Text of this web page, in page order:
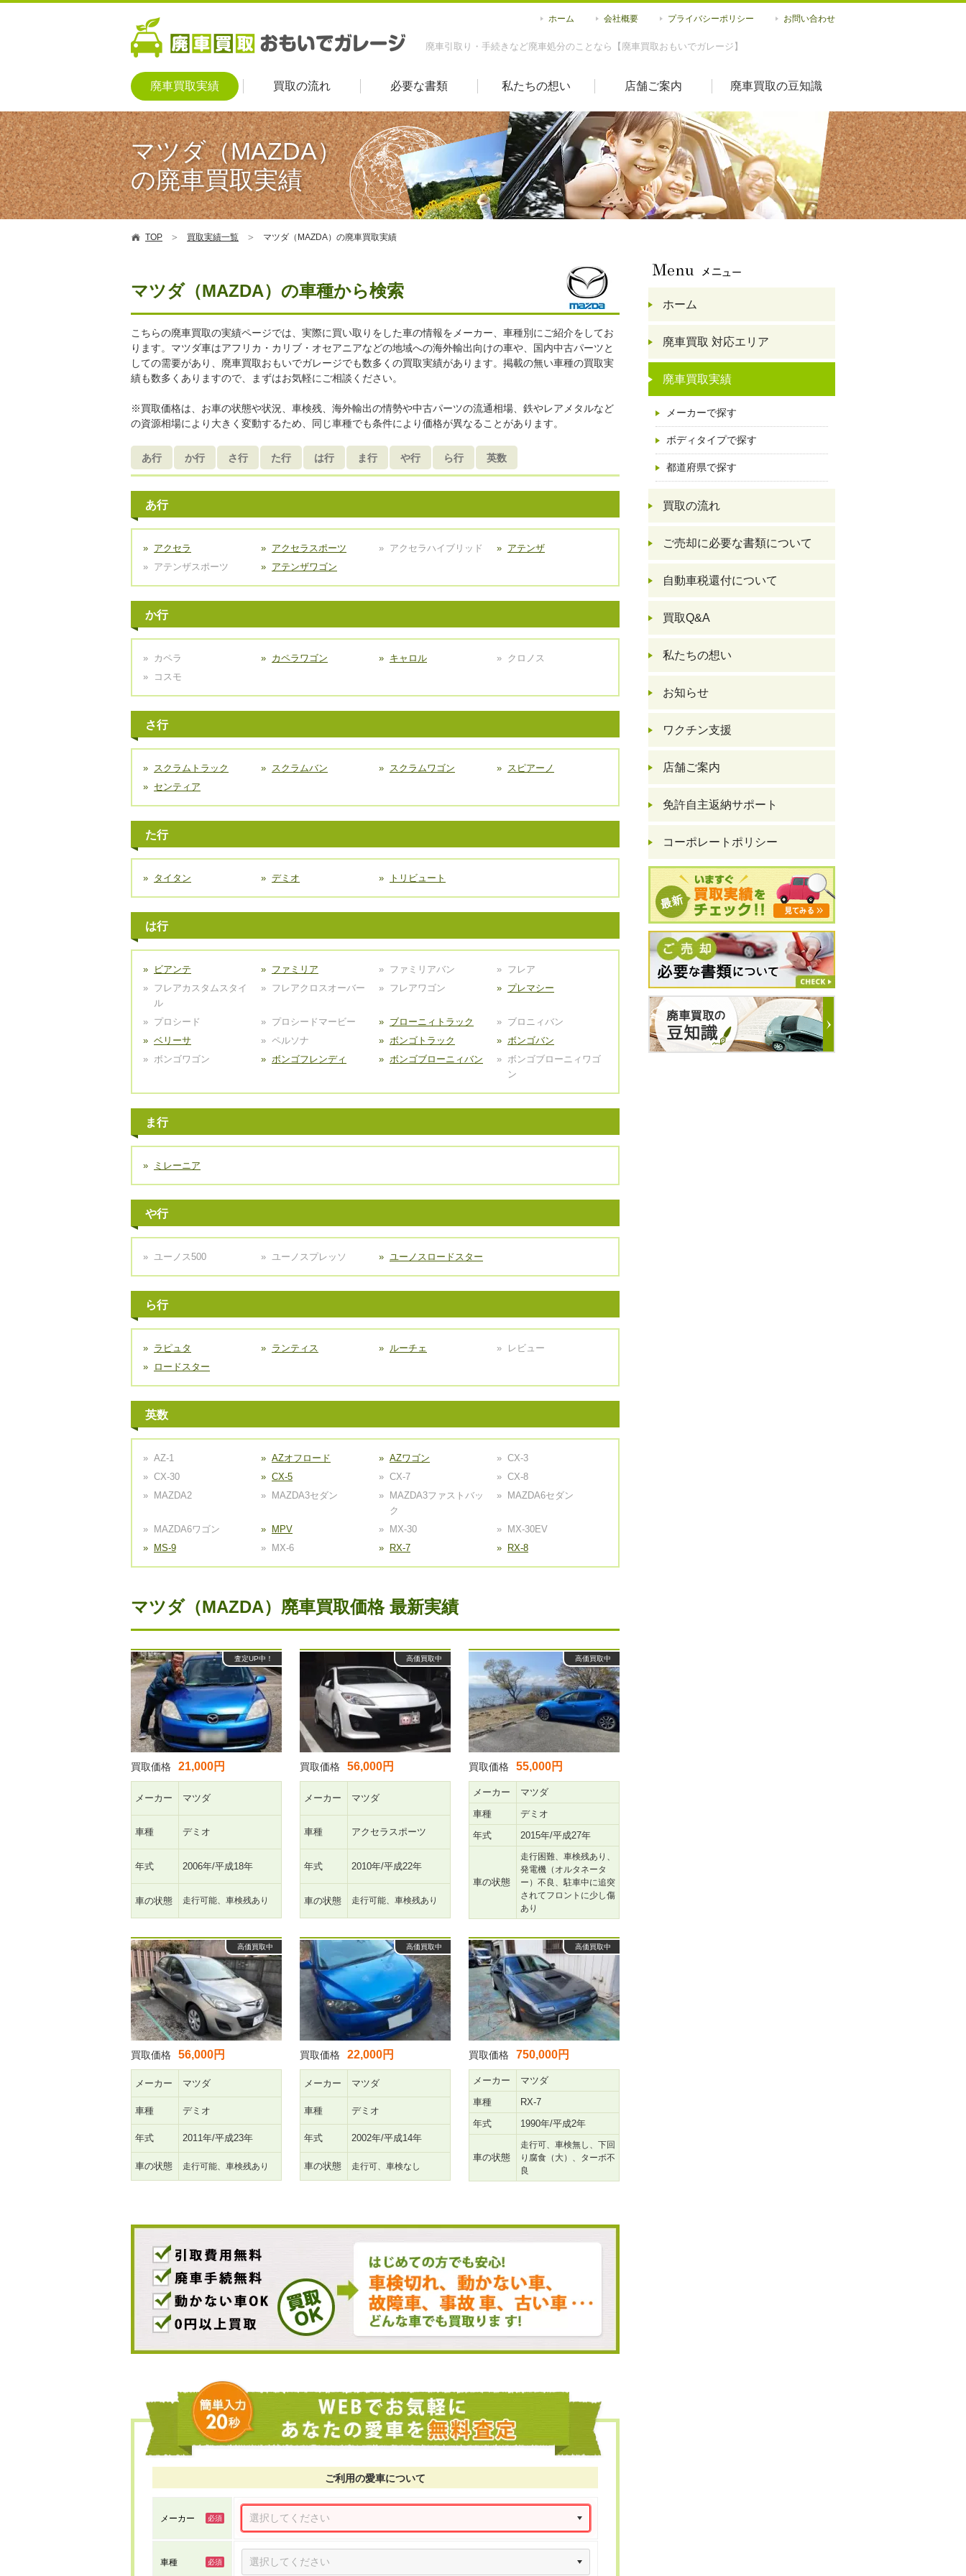
廃車引取り・手続きなど廃車処分のことなら【廃車買取おもいでガレージ】
ホーム 会社概要 プライバシーポリシー お問い合わせ
廃車買取実績 買取の流れ 必要な書類 私たちの想い 店舗ご案内 廃車買取の豆知識
マツダ（MAZDA）
の廃車買取実績
TOP 買取実績一覧 マツダ（MAZDA）の廃車買取実績
マツダ（MAZDA）の車種から検索
こちらの廃車買取の実績ページでは、実際に買い取りをした車の情報をメーカー、車種別にご紹介をしてお
ります。マツダ車はアフリカ・カリブ・オセアニアなどの地域への海外輸出向けの車や、国内中古パーツと
しての需要があり、廃車買取おもいでガレージでも数多くの買取実績があります。掲載の無い車種の買取実
績も数多くありますので、まずはお気軽にご相談ください。
※買取価格は、お車の状態や状況、車検残、海外輸出の情勢や中古パーツの流通相場、鉄やレアメタルなど
の資源相場により大きく変動するため、同じ車種でも条件により価格が異なることがあります。
あ行 か行 さ行 た行 は行 ま行 や行 ら行 英数
あ行
アクセラ アクセラスポーツ アクセラハイブリッド
アテンザ
アテンザスポーツ
アテンザワゴン
か行
カペラ カペラワゴン キャロル
クロノス
コスモ
さ行
スクラムトラック スクラムバン スクラムワゴン
スピアーノ
センティア
た行
タイタン デミオ トリビュート
は行
ビアンテ ファミリア ファミリアバン
フレア
フレアカスタムスタイ
ル
フレアクロスオーバー フレアワゴン プレマシー
プロシード プロシードマービー ブローニィトラック
ブロニィバン
ベリーサ
ペルソナ ボンゴトラック
ボンゴバン
ボンゴワゴン
ボンゴフレンディ ボンゴブローニィバン
ボンゴブローニィワゴ
ン
ま行
ミレーニア
や行
ユーノス500 ユーノスプレッソ ユーノスロードスター
ら行
ラピュタ ランティス ルーチェ
レビュー
ロードスター
英数
AZ-1 AZオフロード AZワゴン
CX-3
CX-30
CX-5 CX-7
CX-8
MAZDA2
MAZDA3セダン
MAZDA3ファストバッ
ク
MAZDA6セダン
MAZDA6ワゴン MPV MX-30
MX-30EV
MS-9
MX-6 RX-7 RX-8
マツダ（MAZDA）廃車買取価格 最新実績
査定UP中！
買取価格 21,000円
メーカー マツダ
車種 デミオ
年式 2006年/平成18年
車の状態 走行可能、車検残あり
高価買取中
買取価格 56,000円
メーカー マツダ
車種 アクセラスポーツ
年式 2010年/平成22年
車の状態 走行可能、車検残あり
高価買取中
買取価格 55,000円
メーカー
マツダ
車種
デミオ
年式
2015年/平成27年
車の状態
走行困難、車検残あり、
発電機（オルタネータ
ー）不良、駐車中に追突
されてフロントに少し傷
あり
高価買取中
買取価格 56,000円
メーカー マツダ
車種 デミオ
年式 2011年/平成23年
車の状態 走行可能、車検残あり
高価買取中
買取価格 22,000円
メーカー マツダ
車種 デミオ
年式 2002年/平成14年
車の状態 走行可、車検なし
高価買取中
買取価格 750,000円
メーカー
マツダ
車種
RX-7
年式
1990年/平成2年
車の状態
走行可、車検無し、下回
り腐食（大）、ターボ不
良
ご利用の愛車について
メーカー
車種
ホーム
廃車買取 対応エリア
廃車買取実績
メーカーで探す
ボディタイプで探す
都道府県で探す
買取の流れ
ご売却に必要な書類について
自動車税還付について
買取Q&A
私たちの想い
お知らせ
ワクチン支援
店舗ご案内
免許自主返納サポート
コーポレートポリシー